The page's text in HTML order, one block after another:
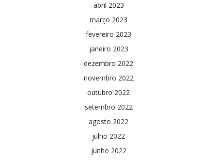
abril 2023
março 2023
fevereiro 2023
janeiro 2023
dezembro 2022
novembro 2022
outubro 2022
setembro 2022
agosto 2022
julho 2022
junho 2022